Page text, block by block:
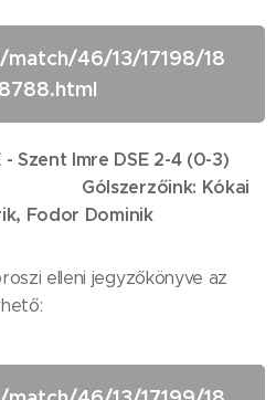
match/46/13/17198/18
- Szent Imre DSE 2-4 (0-3)
Kókai
Fodor Dominik
elleni jegyzőkönyve az